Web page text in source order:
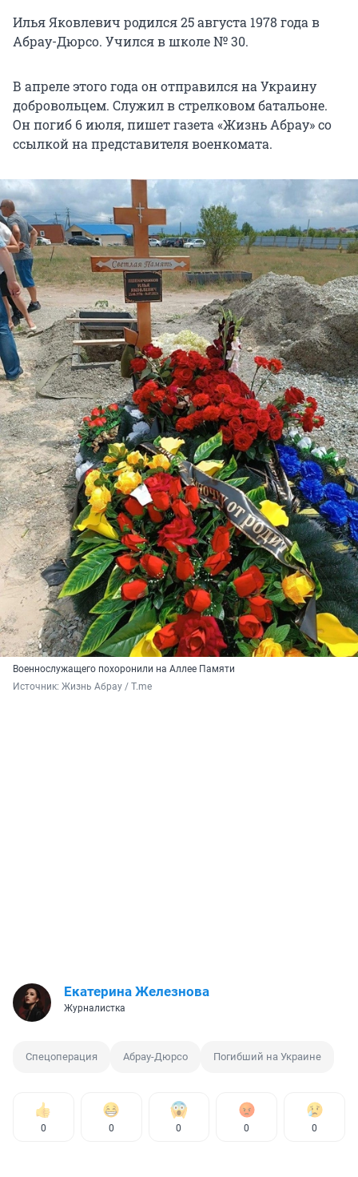
Илья Яковлевич родился 25 августа 1978 года в
Абрау-Дюрсо. Учился в школе № 30.
В апреле этого года он отправился на Украину
добровольцем. Служил в стрелковом батальоне.
Он погиб 6 июля, пишет газета «Жизнь Абрау» со
ссылкой на представителя военкомата.
Военнослужащего похоронили на Аллее Памяти
Источник: Жизнь Абрау / T.me
Екатерина Железнова
Журналистка
Спецоперация Абрау-Дюрсо Погибший на Украине
0 0 0 0 0